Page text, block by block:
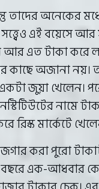
তাদের অনেকের
এই বয়েসে
এত টাকা করে
কাছে অজানা
জুয়া খেলেন।
নামে
মার্কেটে
করা পুরো
এক-আধবার